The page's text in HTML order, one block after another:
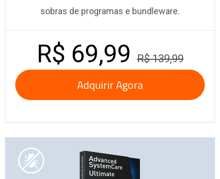
sobras de programas e bundleware.
R$ 69,99R$ 139,99
Adquirir Agora